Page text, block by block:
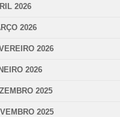
2026
2026
2026
2026
2025
2025